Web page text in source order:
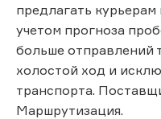
предлагать
учетом прогноза
больше отправлений
холостой ход и
транспорта.
Маршрутизация.